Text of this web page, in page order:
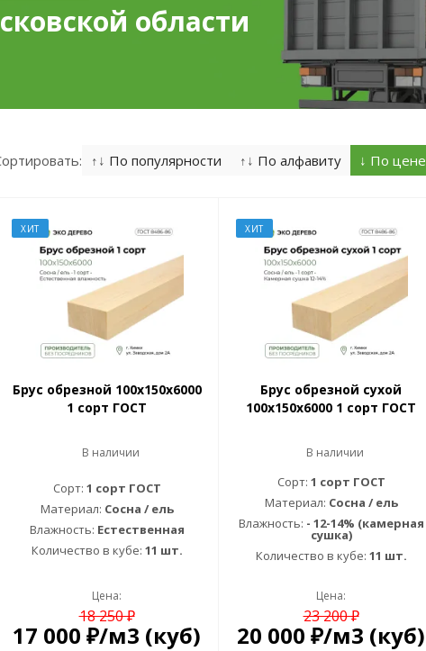
области
↑↓ По популярности ↑↓ По алфавиту ↓ По цене
ХИТ
Брус обрезной 100x150x6000
1 сорт ГОСТ
В наличии
Сорт: 1 сорт ГОСТ
Материал: Сосна / ель
Влажность: Естественная
Количество в кубе: 11 шт.
Цена:
18 250 ₽
17 000 ₽/м3 (куб)
ХИТ
Брус обрезной сухой
100x150x6000 1 сорт ГОСТ
В наличии
Сорт: 1 сорт ГОСТ
Материал: Сосна / ель
Влажность: - 12-14% (камерная
сушка)
Количество в кубе: 11 шт.
Цена:
23 200 ₽
20 000 ₽/м3 (куб)